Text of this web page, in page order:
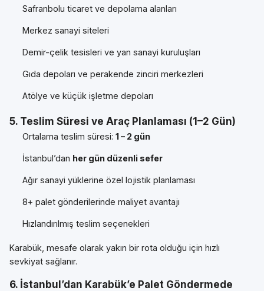
Safranbolu ticaret ve depolama alanları
Merkez sanayi siteleri
Demir-çelik tesisleri ve yan sanayi kuruluşları
Gıda depoları ve perakende zinciri merkezleri
Atölye ve küçük işletme depoları
5. Teslim Süresi ve Araç Planlaması (1–2 Gün)
Ortalama teslim süresi: 1 – 2 gün
İstanbul’dan her gün düzenli sefer
Ağır sanayi yüklerine özel lojistik planlaması
8+ palet gönderilerinde maliyet avantajı
Hızlandırılmış teslim seçenekleri
Karabük, mesafe olarak yakın bir rota olduğu için hızlı
sevkiyat sağlanır.
6. İstanbul’dan Karabük’e Palet Göndermede